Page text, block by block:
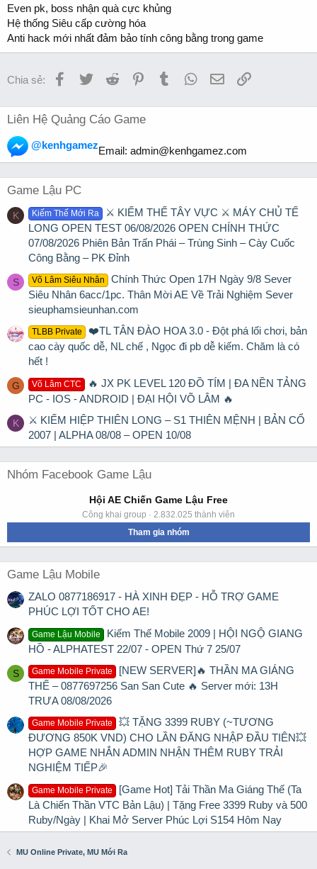
Even pk, boss nhận quà cực khủng
Hệ thống Siêu cấp cường hóa
Anti hack mới nhất đảm bảo tính công bằng trong game
Chia sẻ: Facebook
TwitterReddit PinterestTumblrWhatsApp
EmailLink
Liên Hệ Quảng Cáo Game
@kenhgamezEmail: admin@kenhgamez.com
Game Lậu PC
K Kiếm Thế Mới Ra
⚔️ KIẾM THẾ TÂY VỰC ⚔️ MÁY CHỦ TẾ
LONG OPEN TEST 06/08/2026 OPEN CHÍNH THỨC
07/08/2026 Phiên Bản Trấn Phái – Trùng Sinh – Cày Cuốc
Công Bằng – PK Đỉnh
S Võ Lâm Siêu Nhân
Chính Thức Open 17H Ngày 9/8 Sever
Siêu Nhân 6acc/1pc. Thân Mời AE Về Trải Nghiệm Sever
sieuphamsieunhan.com
TLBB Private
❤️TL TÂN ĐÀO HOA 3.0 - Đột phá lối chơi, bản
cao cày quốc dễ, NL chế , Ngọc đi pb dễ kiếm. Chăm là có
hết !
G Võ Lâm CTC
🔥 JX PK LEVEL 120 ĐỒ TÍM | ĐA NỀN TẢNG
PC - IOS - ANDROID | ĐẠI HỘI VÕ LÂM 🔥
K
⚔ KIẾM HIỆP THIÊN LONG – S1 THIÊN MỆNH | BẢN CỔ
2007 | ALPHA 08/08 – OPEN 10/08
Nhóm Facebook Game Lậu
Hội AE Chiến Game Lậu Free
Công khai group · 2.832.025 thành viên
Tham gia nhóm
Game Lậu Mobile
ZALO 0877186917 - HÀ XINH ĐẸP - HỖ TRỢ GAME
PHÚC LỢI TỐT CHO AE!
Game Lậu Mobile
Kiếm Thế Mobile 2009 | HỘI NGỘ GIANG
HỒ - ALPHATEST 22/07 - OPEN Thứ 7 25/07
S Game Mobile Private
[NEW SERVER]🔥 THẦN MA GIÁNG
THẾ – 0877697256 San San Cute 🔥 Server mới: 13H
TRƯA 08/08/2026
Game Mobile Private
💥 TẶNG 3399 RUBY (~TƯƠNG
ĐƯƠNG 850K VND) CHO LẦN ĐĂNG NHẬP ĐẦU TIÊN💥
HỢP GAME NHẮN ADMIN NHẬN THÊM RUBY TRẢI
NGHIỆM TIẾP🎉
Game Mobile Private
[Game Hot] Tải Thần Ma Giáng Thế (Ta
Là Chiến Thần VTC Bản Lậu) | Tặng Free 3399 Ruby và 500
Ruby/Ngày | Khai Mở Server Phúc Lợi S154 Hôm Nay
MU Online Private, MU Mới Ra